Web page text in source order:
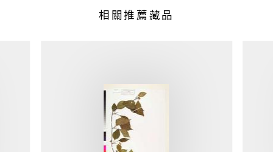
相關推薦藏品